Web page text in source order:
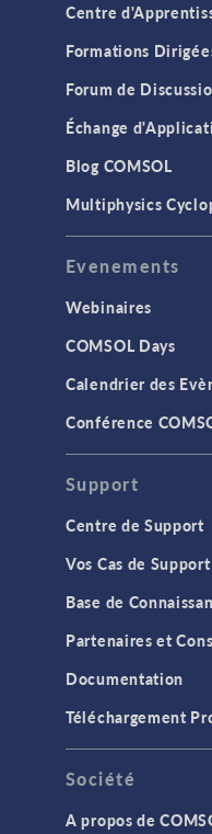
Centre
Formations
Forum de
Échange
Blog COMSOL
Multiphysics
Evenements
Webinaires
COMSOL Days
Calendrier des
Conférence
Support
Centre de Support
Vos Cas de Support
Base de
Partenaires et
Documentation
Téléchargement
Société
A propos de